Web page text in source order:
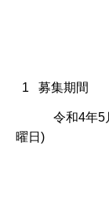
1 募集期間
令和4年5月
曜日)